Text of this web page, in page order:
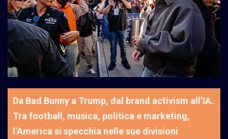
Da Bad Bunny a Trump, dal brand activism all’IA.
Tra football, musica, politica e marketing,
l’America si specchia nelle sue divisioni